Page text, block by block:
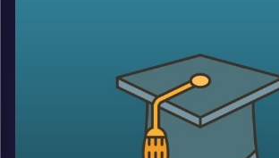
חיים מחוץ לכדור הארץ?
אמיתיים בפלטפורמתPolymarket
העולם שמים כסף אמיתי על העתיד. על
דת, אסונות ואפילו סוף העולם.